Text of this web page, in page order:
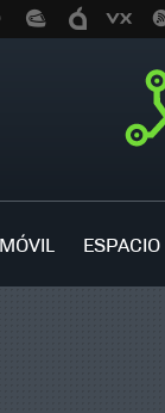
MÓVIL ESPACIO